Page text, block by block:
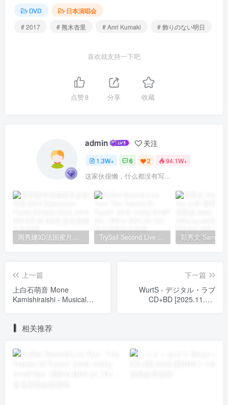
DVD
日本演唱会
# 2017
# 熊木杏里 # Anri Kumaki # 飾りのない明日
喜欢就支持一下吧
点赞8 分享 收藏
admin 关注
1.3W+ 6 2 94.1W+
这家伙很懒，什么都没有写...
周秀娜3D法国蜜月之旅写真 2010 Eyescream Fiesta Chrissie Chau 2010 [BDISO 22.9GB] TrySail Second Live Tour “The Travels Of Trysail” 2018 1080p Hi10P flac《BDrip MKV 20.7G》
上一篇
上白石萌音 Mone
Kamishiraishi - Musical
下一篇
WurtS - デジタル・ラブ
CD+BD [2025.11.26]
相关推荐